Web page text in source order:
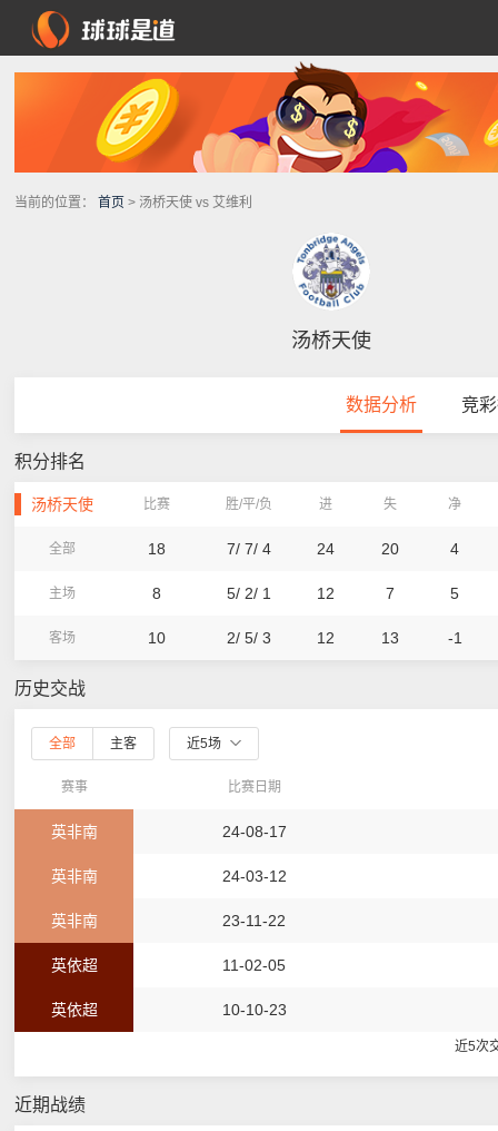
当前的位置： 首页 > 汤桥天使 vs 艾维利
汤桥天使
数据分析 竞
积分排名
汤桥天使 比赛 胜/平/负 进 失 净
全部 18 7/ 7/ 4 24 20 4
主场 8 5/ 2/ 1 12 7 5
客场 10 2/ 5/ 3 12 13 -1
历史交战
全部 主客 近5场
赛事 比赛日期
英非南 24-08-17
英非南 24-03-12
英非南 23-11-22
英依超 11-02-05
英依超 10-10-23
近5次
近期战绩